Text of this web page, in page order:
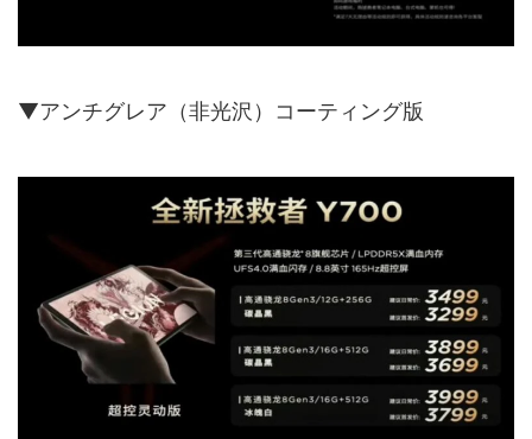
▼アンチグレア（非光沢）コーティング版